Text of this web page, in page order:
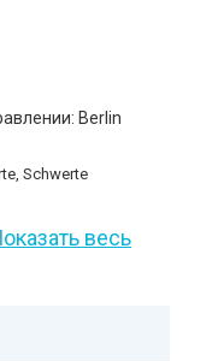
Berlin
Schwerte
весь